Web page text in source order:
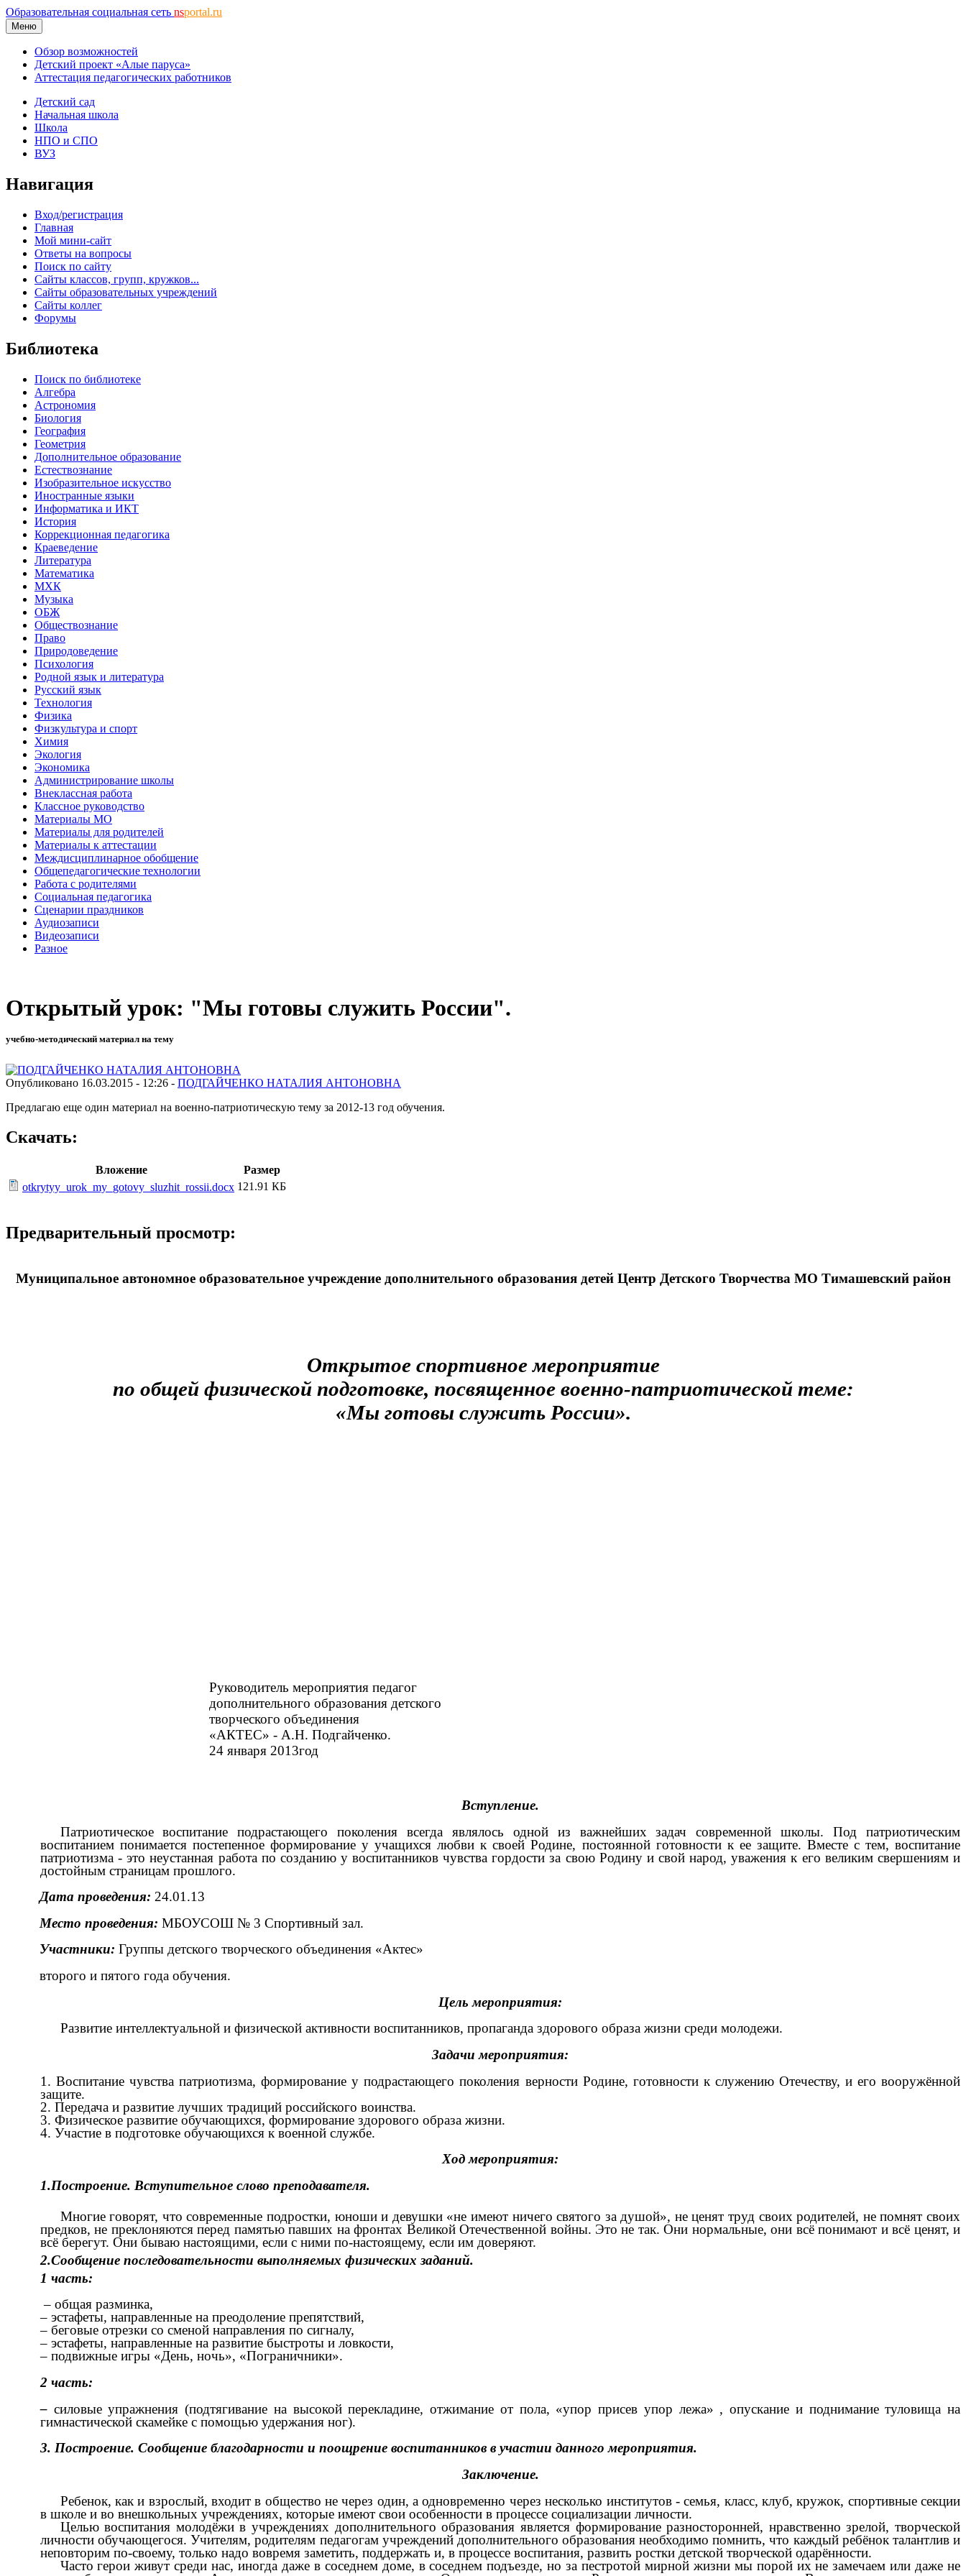
Образовательная социальная сеть nsportal.ru
Меню
Обзор возможностей
Детский проект «Алые паруса»
Аттестация педагогических работников
Детский сад
Начальная школа
Школа
НПО и СПО
ВУЗ
Навигация
Вход/регистрация
Главная
Мой мини-сайт
Ответы на вопросы
Поиск по сайту
Сайты классов, групп, кружков...
Сайты образовательных учреждений
Сайты коллег
Форумы
Библиотека
Поиск по библиотеке
Алгебра
Астрономия
Биология
География
Геометрия
Дополнительное образование
Естествознание
Изобразительное искусство
Иностранные языки
Информатика и ИКТ
История
Коррекционная педагогика
Краеведение
Литература
Математика
МХК
Музыка
ОБЖ
Обществознание
Право
Природоведение
Психология
Родной язык и литература
Русский язык
Технология
Физика
Физкультура и спорт
Химия
Экология
Экономика
Администрирование школы
Внеклассная работа
Классное руководство
Материалы МО
Материалы для родителей
Материалы к аттестации
Междисциплинарное обобщение
Общепедагогические технологии
Работа с родителями
Социальная педагогика
Сценарии праздников
Аудиозаписи
Видеозаписи
Разное
Открытый урок: "Мы готовы служить России".
учебно-методический материал на тему
Опубликовано 16.03.2015 - 12:26 - ПОДГАЙЧЕНКО НАТАЛИЯ АНТОНОВНА
Предлагаю еще один материал на военно-патриотическую тему за 2012-13 год обучения.
Скачать:
Вложение
Размер
otkrytyy_urok_my_gotovy_sluzhit_rossii.docx 121.91 КБ
Предварительный просмотр:
Муниципальное автономное образовательное учреждение дополнительного образования детей Центр Детского Творчества МО Тимашевский район
Открытое спортивное мероприятие
по общей физической подготовке, посвященное военно-патриотической теме:
«Мы готовы служить России».
Руководитель мероприятия педагог
дополнительного образования детского
творческого объединения
«АКТЕС» - А.Н. Подгайченко.
24 января 2013год
Вступление.
Патриотическое воспитание подрастающего поколения всегда являлось одной из важнейших задач современной школы. Под патриотическим
воспитанием понимается постепенное формирование у учащихся любви к своей Родине, постоянной готовности к ее защите. Вместе с тем, воспитание
патриотизма - это неустанная работа по созданию у воспитанников чувства гордости за свою Родину и свой народ, уважения к его великим свершениям и
достойным страницам прошлого.
Дата проведения: 24.01.13
Место проведения: МБОУСОШ № 3 Спортивный зал.
Участники: Группы детского творческого объединения «Актес»
второго и пятого года обучения.
Цель мероприятия:
Развитие интеллектуальной и физической активности воспитанников, пропаганда здорового образа жизни среди молодежи.
Задачи мероприятия:
Воспитание чувства патриотизма, формирование у подрастающего поколения верности Родине, готовности к служению Отечеству, и его вооружённой
защите.
Передача и развитие лучших традиций российского воинства.
Физическое развитие обучающихся, формирование здорового образа жизни.
Участие в подготовке обучающихся к военной службе.
Ход мероприятия:
1.Построение. Вступительное слово преподавателя.
Многие говорят, что современные подростки, юноши и девушки «не имеют ничего святого за душой», не ценят труд своих родителей, не помнят своих
предков, не преклоняются перед памятью павших на фронтах Великой Отечественной войны. Это не так. Они нормальные, они всё понимают и всё ценят, и
всё берегут. Они бываю настоящими, если с ними по-настоящему, если им доверяют.
2.Сообщение последовательности выполняемых физических заданий.
1 часть:
– общая разминка,
– эстафеты, направленные на преодоление препятствий,
– беговые отрезки со сменой направления по сигналу,
– эстафеты, направленные на развитие быстроты и ловкости,
– подвижные игры «День, ночь», «Пограничники».
2 часть:
– силовые упражнения (подтягивание на высокой перекладине, отжимание от пола, «упор присев упор лежа» , опускание и поднимание туловища на
гимнастической скамейке с помощью удержания ног).
3. Построение. Сообщение благодарности и поощрение воспитанников в участии данного мероприятия.
Заключение.
Ребенок, как и взрослый, входит в общество не через один, а одновременно через несколько институтов - семья, класс, клуб, кружок, спортивные секции
в школе и во внешкольных учреждениях, которые имеют свои особенности в процессе социализации личности.
Целью воспитания молодёжи в учреждениях дополнительного образования является формирование разносторонней, нравственно зрелой, творческой
личности обучающегося. Учителям, родителям педагогам учреждений дополнительного образования необходимо помнить, что каждый ребёнок талантлив и
неповторим по-своему, только надо вовремя заметить, поддержать и, в процессе воспитания, развить ростки детской творческой одарённости.
Часто герои живут среди нас, иногда даже в соседнем доме, в соседнем подъезде, но за пестротой мирной жизни мы порой их не замечаем или даже не